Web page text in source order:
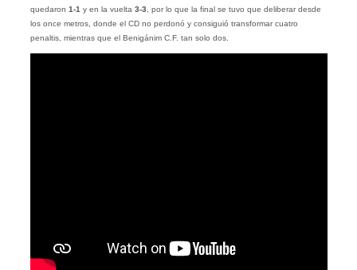
quedaron 1-1 y en la vuelta 3-3 , por lo que la final se tuvo que deliberar desde
los once metros, donde el CD no perdonó y consiguió transformar cuatro
penaltis, mientras que el Benigánim C.F. tan solo dos.